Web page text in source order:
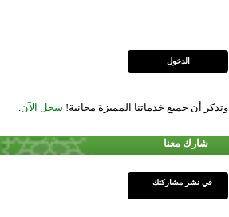
وتذكر أن جميع خدماتنا المميزة مجانية! سجل الآن
شارك معنا
في نشر مشاركتك